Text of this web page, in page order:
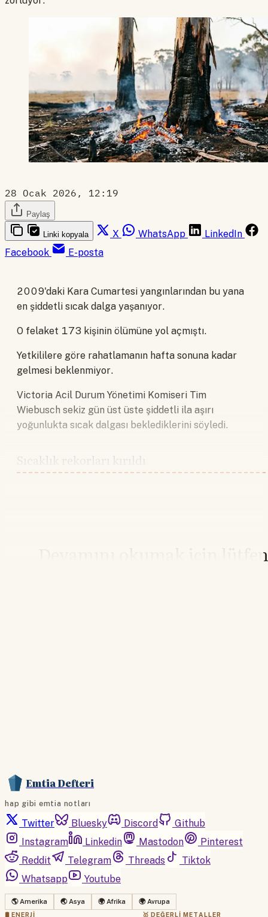
28 Ocak 2026, 12:19
Paylaş
Linki kopyala X WhatsApp
LinkedIn
Facebook
E-posta
2009'daki Kara Cumartesi yangınlarından bu yana
en şiddetli sıcak dalga yaşanıyor.
O felaket 173 kişinin ölümüne yol açmıştı.
Yetkililere göre rahatlamanın hafta sonuna kadar
gelmesi beklenmiyor.
Victoria Acil Durum Yönetimi Komiseri Tim
Wiebusch sekiz gün üst üste şiddetli ila aşırı
yoğunlukta sıcak dalgası beklediklerini söyledi.
Sıcaklık rekorları kırıldı
Devamını okumak için lütfen
Emtia Defteri
hap gibi emtia notları
Twitter Bluesky Discord
Github
Instagram
Linkedin Mastodon
Pinterest
Reddit
Telegram Threads
Tiktok
Whatsapp
Youtube
🌎 Amerika 🌏 Asya 🌍 Afrika 🌍 Avrupa
🛢 ENERJI 🥇 DEĞERLI METALLER